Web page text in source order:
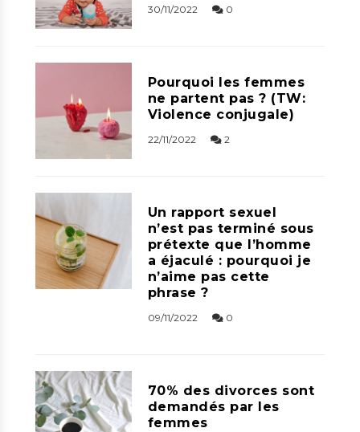
30/11/2022 0
Pourquoi les femmes
ne partent pas ? (TW:
Violence conjugale)
22/11/2022 2
Un rapport sexuel
n’est pas terminé sous
prétexte que l’homme
a éjaculé : pourquoi je
n’aime pas cette
phrase ?
09/11/2022 0
70% des divorces sont
demandés par les
femmes